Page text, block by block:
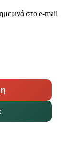
στο e-mail